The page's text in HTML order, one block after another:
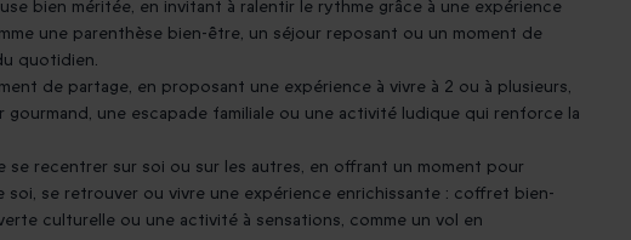
bien méritée, en invitant à ralentir le rythme grâce à une expérience
une parenthèse bien-être, un séjour reposant ou un moment de
quotidien.
de partage, en proposant une expérience à vivre à 2 ou à plusieurs,
gourmand, une escapade familiale ou une activité ludique qui renforce la
se recentrer sur soi ou sur les autres, en offrant un moment pour
soi, se retrouver ou vivre une expérience enrichissante : coffret bien-
culturelle ou une activité à sensations, comme un vol en